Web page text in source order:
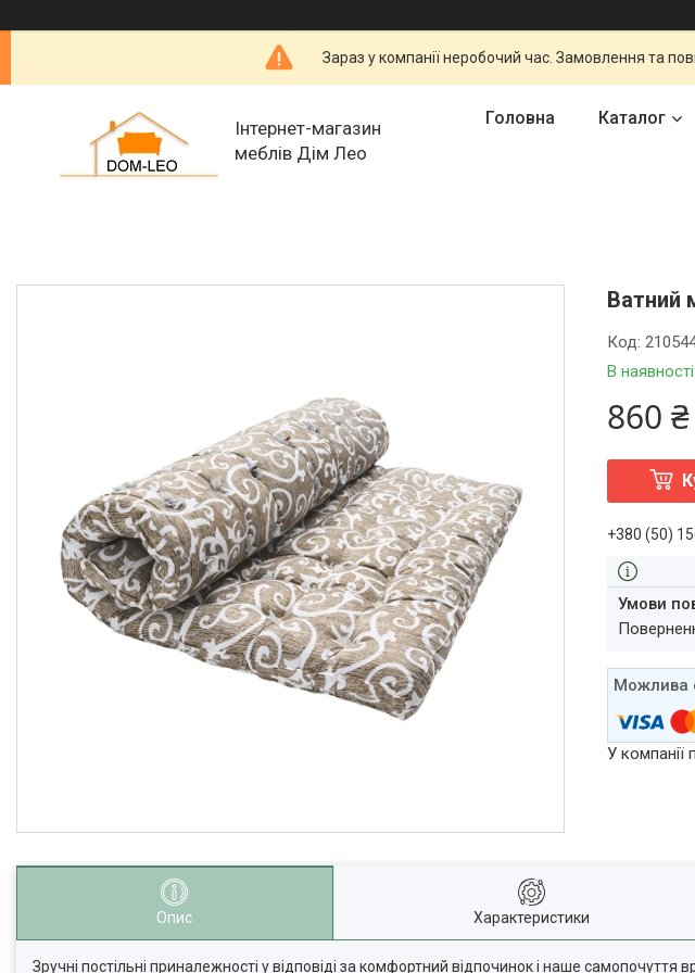
Зараз у компанії неробочий час. Замовлення та
Інтернет-магазин
меблів Дім Лео
Головна Каталог
Ватний
В наявності
Код:
860 ₴
+380 (50)
У компанії
Опис Характеристики
Зручні постільні приналежності у відповіді за комфортний відпочинок і наше